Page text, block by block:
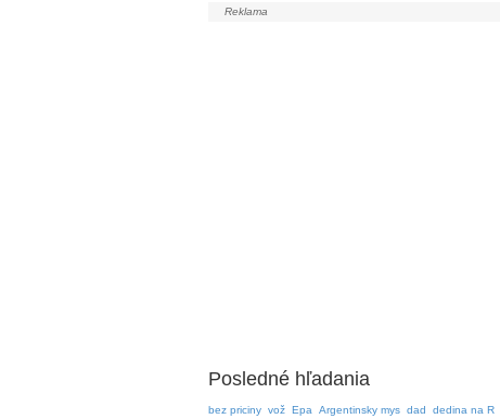
Posledné hľadania
bez priciny vož Epa Argentinsky mys dad dedina na R